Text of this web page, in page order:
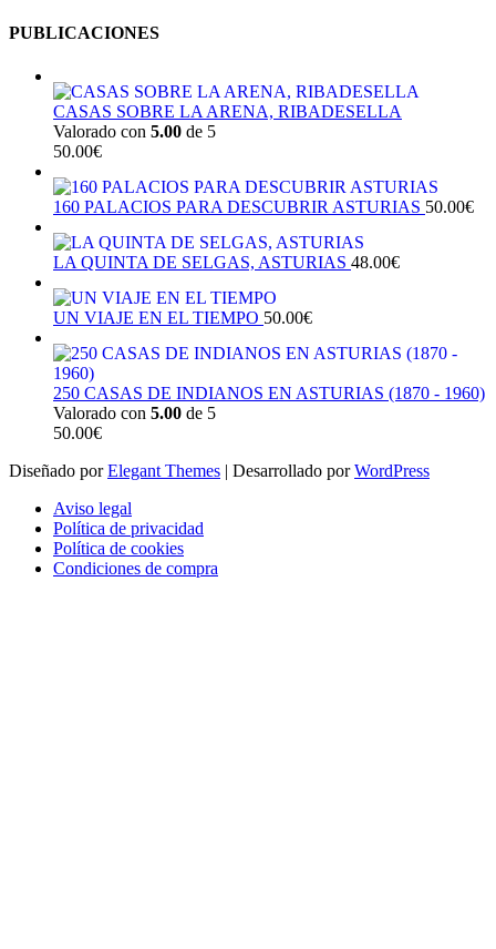
PUBLICACIONES
CASAS SOBRE LA ARENA, RIBADESELLA
Valorado con 5.00 de 5
50.00€
160 PALACIOS PARA DESCUBRIR ASTURIAS 50.00€
LA QUINTA DE SELGAS, ASTURIAS 48.00€
UN VIAJE EN EL TIEMPO 50.00€
250 CASAS DE INDIANOS EN ASTURIAS (1870 - 1960)
Valorado con 5.00 de 5
50.00€
Diseñado porElegant Themes | Desarrollado porWordPress
Aviso legal
Política de privacidad
Política de cookies
Condiciones de compra